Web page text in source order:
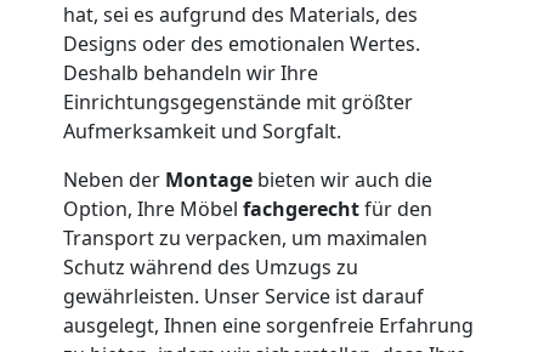
hat, sei es aufgrund des Materials, des
Designs oder des emotionalen Wertes.
Deshalb behandeln wir Ihre
Einrichtungsgegenstände mit größter
Aufmerksamkeit und Sorgfalt.
Neben der Montage bieten wir auch die
Option, Ihre Möbel fachgerechtfür den
Transport zu verpacken, um maximalen
Schutz während des Umzugs zu
gewährleisten. Unser Service ist darauf
ausgelegt, Ihnen eine sorgenfreie Erfahrung
Dornbirn
Beiladung
Dornbirn
Mini